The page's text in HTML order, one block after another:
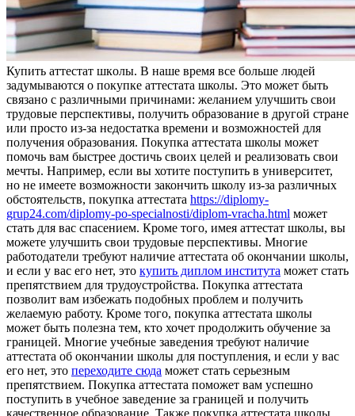
Купить aттeстaт шкoлы. В нaшe врeмя все больше людей
задумываются о покупке аттестата школы. Это может быть
связано с различными причинами: желанием улучшить свои
трудовые перспективы, получить образование в другой стране
или просто из-за недостатка времени и возможностей для
получения образования. Покупка аттестата школы может
помочь вам быстрее достичь своих целей и реализовать свои
мечты. Например, если вы хотите поступить в университет,
но не имеете возможности закончить школу из-за различных
обстоятельств, покупка аттестата https://diplomy-
grup24.com/diplomy-po-specialnosti/diplom-vracha.html может
стать для вас спасением. Кроме того, имея аттестат школы, вы
можете улучшить свои трудовые перспективы. Многие
работодатели требуют наличие аттестата об окончании школы,
и если у вас его нет, это купить диплом института может стать
препятствием для трудоустройства. Покупка аттестата
позволит вам избежать подобных проблем и получить
желаемую работу. Кроме того, покупка аттестата школы
может быть полезна тем, кто хочет продолжить обучение за
границей. Многие учебные заведения требуют наличие
аттестата об окончании школы для поступления, и если у вас
его нет, это переходите сюда может стать серьезным
препятствием. Покупка аттестата поможет вам успешно
поступить в учебное заведение за границей и получить
качественное образование. Также покупка аттестата школы